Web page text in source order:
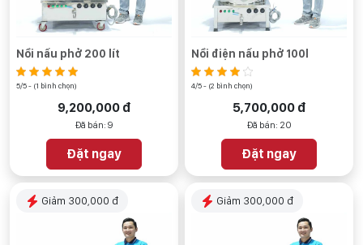
Nồi nấu phở 200 lít
5/5 - (1 bình chọn)
9,200,000 đ
Đã bán: 9
Đặt ngay
Nồi điện nấu phở 100l
4/5 - (2 bình chọn)
5,700,000 đ
Đã bán: 20
Đặt ngay
Giảm 300,000 đ Giảm 300,000 đ